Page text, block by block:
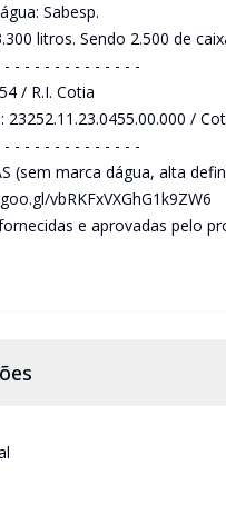
Sabesp.
litros. Sendo 2.500 de
- - - - - - - - - - - - -
/ R.I. Cotia
23252.11.23.0455.00.000 /
- - - - - - - - - - - - -
(sem marca dágua, alta
vbRKFxVXGhG1k9ZW6
e aprovadas pelo